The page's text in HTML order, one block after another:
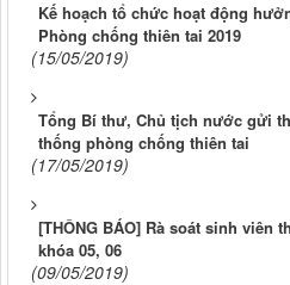
Kế hoạch tổ chức hoạt động
Phòng chống thiên tai 2019
(15/05/2019)
Tổng Bí thư, Chủ tịch nước gửi
thống phòng chống thiên tai
(17/05/2019)
[THÔNG BÁO] Rà soát sinh viên
khóa 05, 06
(09/05/2019)